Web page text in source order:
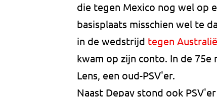
die tegen Mexico nog wel op
basisplaats misschien wel te
in de wedstrijd tegen Australië
kwam op zijn conto. In de
Lens, een oud-PSV'er.
Naast Depay stond ook